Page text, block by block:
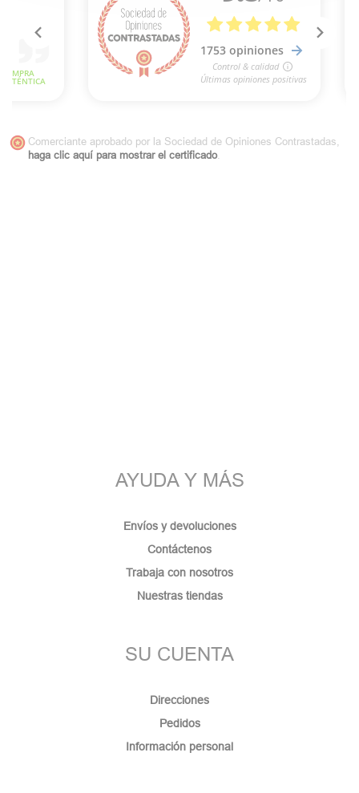
Comerciante aprobado por la Sociedad de Opiniones Contrastadas,
haga clic aquí para mostrar el certificado.
AYUDA Y MÁS
Envíos y devoluciones
Contáctenos
Trabaja con nosotros
Nuestras tiendas
SU CUENTA
Direcciones
Pedidos
Información personal